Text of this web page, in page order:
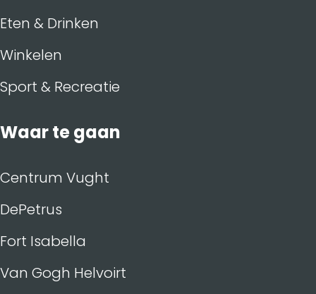
Eten & Drinken
Winkelen
Sport & Recreatie
Waar te gaan
Centrum Vught
DePetrus
Fort Isabella
Van Gogh Helvoirt